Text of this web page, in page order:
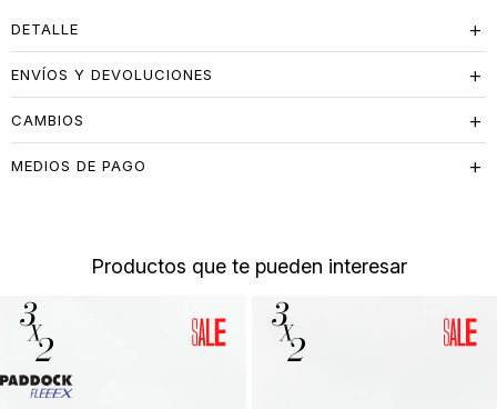
DETALLE
ENVÍOS Y DEVOLUCIONES
CAMBIOS
MEDIOS DE PAGO
Productos que te pueden interesar